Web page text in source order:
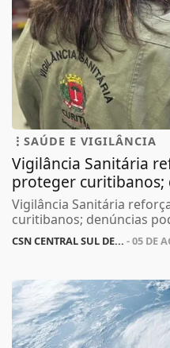
SAÚDE E VIGILÂNCIA
Vigilância Sanitária
proteger curitibanos;
Vigilância Sanitária
curitibanos; denúncias
CSN CENTRAL SUL DE... - 05 DE